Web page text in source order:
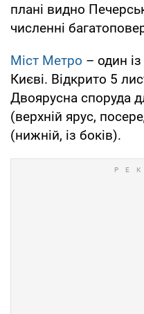
плані видно
численні
Міст Метро – один
Києві. Відкрито 5
Двоярусна споруда
(верхній ярус,
(нижній, із боків).